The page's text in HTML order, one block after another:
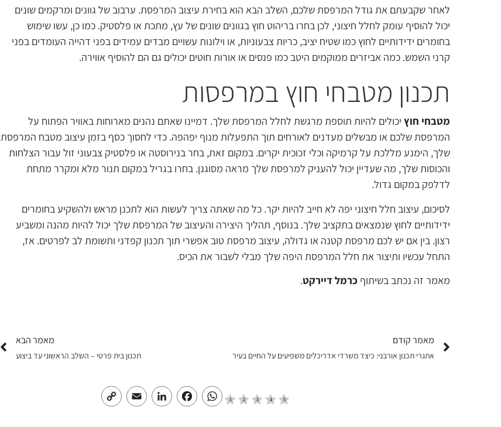
לאחר שקבעתם את גודל המרפסת שלכם, השלב הבא הוא בחירת עיצוב המרפסת. ערבוב של גוונים ומרקמים שונים
יכול להוסיף עומק לחלל חיצוני, לכן בחרו בריהוט חוץ בגוונים שונים של עץ, מתכת או פלסטיק. כמו כן, עשו שימוש
בחומרים ידידותיים לחוץ כמו שטיח יציב, כריות צבעוניות, או וילונות עשויים מבדים עמידים בפני דהייה העומדים בפני
קרני השמש. כמה אביזרים ממוקמים היטב כמו פנסים או אורות חוטים יכולים גם הם להוסיף אווירה.
תכנון מטבחי חוץ במרפסות
מטבחי חוץ יכולים להיות תוספת מרגשת לחלל המרפסת שלך. דמיינו שאתם נהנים מארוחות באוויר הפתוח על
המרפסת שלכם או מבשלים מעדנים לאורחים תוך התפעלות מנוף יפהפה. כדי לחסוך כסף בזמן עיצוב מטבח המרפסת
שלך, הימנע מללכת על קרמיקה וכלי זכוכית יקרים. במקום זאת, בחר בנירוסטה או פלסטיק צבעוני זול עבור הצלחות
והכוסות שלך, מה שעדיין יכול להעניק למרפסת שלך מראה מסוגנן. בחרו בגריל במקום תנור מלא ומקרר מתחת
לדלפק במקום גדול.
לסיכום, עיצוב חלל חיצוני יפה לא חייב להיות יקר. כל מה שאתה צריך לעשות הוא לתכנן מראש ולהשקיע בחומרים
ידידותיים לחוץ שנמצאים בתקציב שלך. בנוסף, תהליך היצירה והעיצוב של המרפסת שלך יכול להיות מהנה ומשביע
רצון. בין אם יש לכם מרפסת קטנה או גדולה, עיצוב מרפסת טוב אפשרי תוך תכנון קפדני ותשומת לב לפרטים. אז,
התחל עכשיו ותיצור את חלל המרפסת היפה שלך מבלי לשבור את הכיס.
מאמר זה נכתב בשיתוף כרמל דיירקט.
מאמר קודם
אתגרי תכנון אורבני: כיצד משרדי אדריכלים משפיעים על החיים בעיר
מאמר הבא
תכנון בית פרטי – השלב הראשוני עד ביצוע
WhatsApp
Facebook
LinkedIn
Email
Copy